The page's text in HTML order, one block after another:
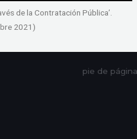
de la Contratación Pública’.
2021)